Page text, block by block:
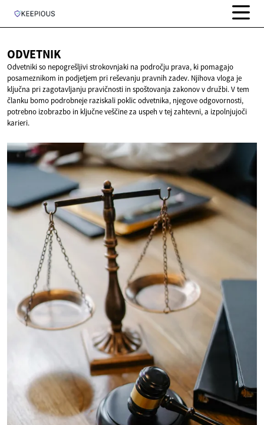
ODVETNIK
Odvetniki so nepogrešljivi strokovnjaki na področju prava, ki pomagajo
posameznikom in podjetjem pri reševanju pravnih zadev. Njihova vloga je
ključna pri zagotavljanju pravičnosti in spoštovanja zakonov v družbi. V tem
članku bomo podrobneje raziskali poklic odvetnika, njegove odgovornosti,
potrebno izobrazbo in ključne veščine za uspeh v tej zahtevni, a izpolnjujoči
karieri.